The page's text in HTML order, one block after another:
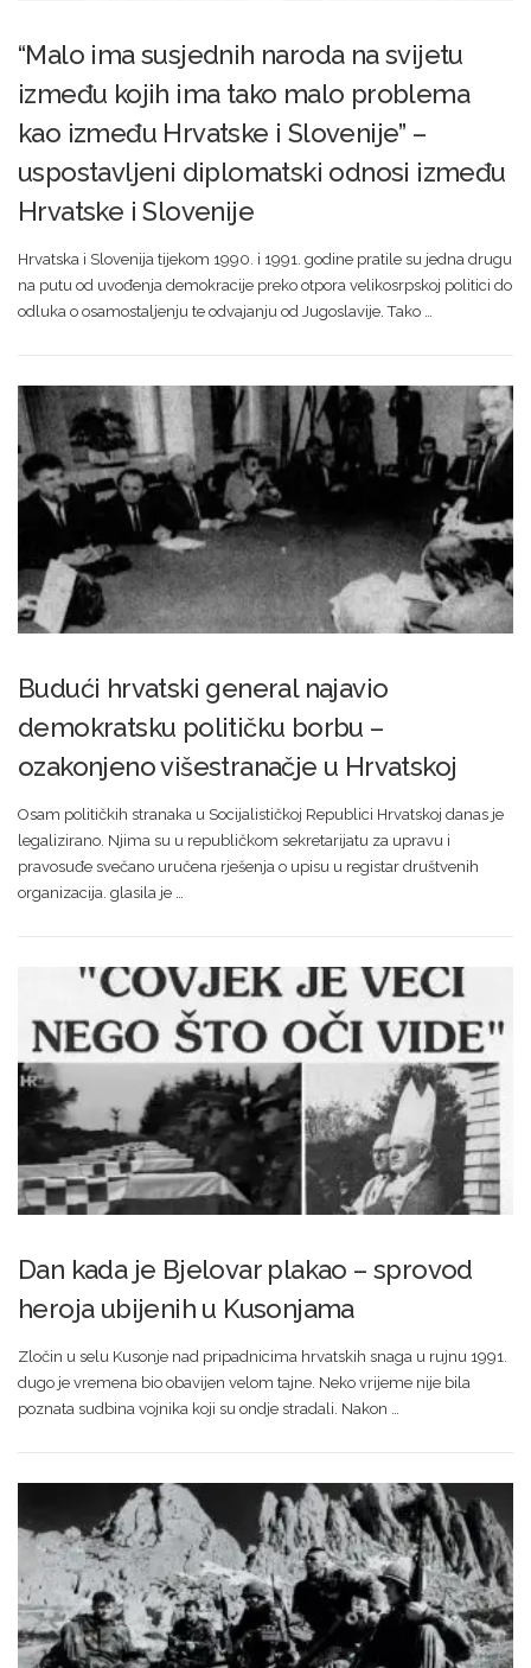
“Malo ima susjednih naroda na svijetu
između kojih ima tako malo problema
kao između Hrvatske i Slovenije” –
uspostavljeni diplomatski odnosi između
Hrvatske i Slovenije
Hrvatska i Slovenija tijekom 1990. i 1991. godine pratile su jedna drugu
na putu od uvođenja demokracije preko otpora velikosrpskoj politici do
odluka o osamostaljenju te odvajanju od Jugoslavije. Tako …
Budući hrvatski general najavio
demokratsku političku borbu –
ozakonjeno višestranačje u Hrvatskoj
Osam političkih stranaka u Socijalističkoj Republici Hrvatskoj danas je
legalizirano. Njima su u republičkom sekretarijatu za upravu i
pravosuđe svečano uručena rješenja o upisu u registar društvenih
organizacija. glasila je …
Dan kada je Bjelovar plakao – sprovod
heroja ubijenih u Kusonjama
Zločin u selu Kusonje nad pripadnicima hrvatskih snaga u rujnu 1991.
dugo je vremena bio obavijen velom tajne. Neko vrijeme nije bila
poznata sudbina vojnika koji su ondje stradali. Nakon …